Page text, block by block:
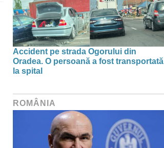
Accident pe strada Ogorului din
Oradea. O persoană a fost transportată
la spital
ROMÂNIA